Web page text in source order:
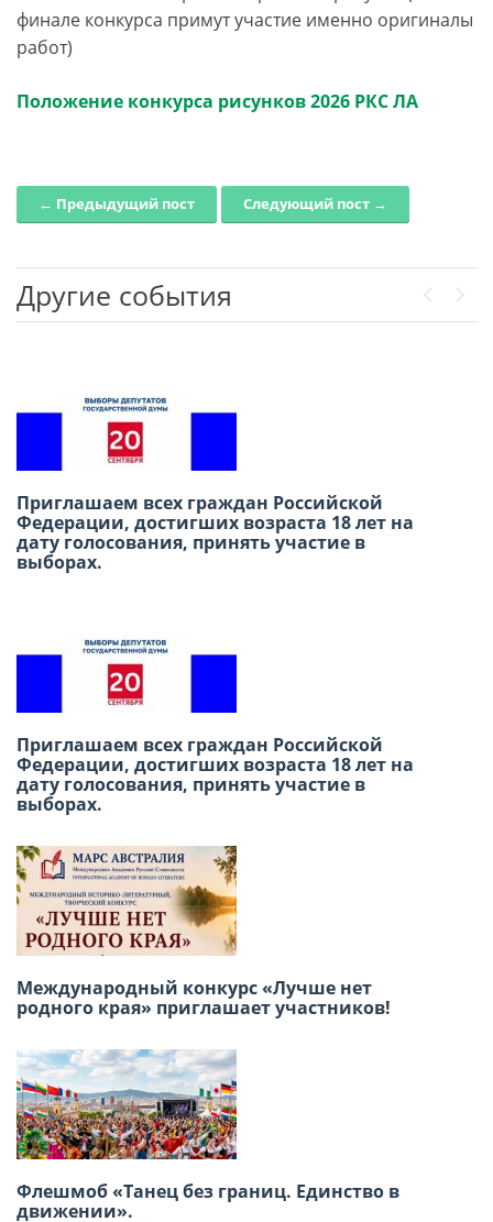
финале конкурса примут участие именно оригиналы
работ)
Положение конкурса рисунков 2026 РКС ЛА
Post navigation
← Предыдущий пост Следующий пост →
Другие события
Приглашаем всех граждан Российской
Федерации, достигших возраста 18 лет на
дату голосования, принять участие в
выборах.
Приглашаем всех граждан Российской
Федерации, достигших возраста 18 лет на
дату голосования, принять участие в
выборах.
Международный конкурс «Лучше нет
родного края» приглашает участников!
Флешмоб «Танец без границ. Единство в
движении».
В честь Международного дня дружбы
приглашаем вас провести субботний день в
Русском доме в Лиме!
творчества «Москва в сердце каждого»
Победа в сердце, единство в строю: как в
Лиме отметили 9 мая
Приглашаем принять участие в Акции
«Бессмертный полк» 9 Мая